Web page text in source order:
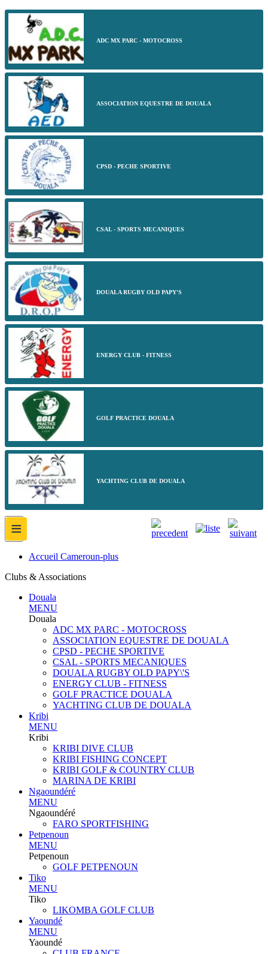
ADC MX PARC - MOTOCROSS
ASSOCIATION EQUESTRE DE DOUALA
CPSD - PECHE SPORTIVE
CSAL - SPORTS MECANIQUES
DOUALA RUGBY OLD PAPY'S
ENERGY CLUB - FITNESS
GOLF PRACTICE DOUALA
YACHTING CLUB DE DOUALA
≡
Accueil Cameroun-plus
Clubs & Associations
Douala
MENU
Douala
ADC MX PARC - MOTOCROSS
ASSOCIATION EQUESTRE DE DOUALA
CPSD - PECHE SPORTIVE
CSAL - SPORTS MECANIQUES
DOUALA RUGBY OLD PAPY\'S
ENERGY CLUB - FITNESS
GOLF PRACTICE DOUALA
YACHTING CLUB DE DOUALA
Kribi
MENU
Kribi
KRIBI DIVE CLUB
KRIBI FISHING CONCEPT
KRIBI GOLF & COUNTRY CLUB
MARINA DE KRIBI
Ngaoundéré
MENU
Ngaoundéré
FARO SPORTFISHING
Petpenoun
MENU
Petpenoun
GOLF PETPENOUN
Tiko
MENU
Tiko
LIKOMBA GOLF CLUB
Yaoundé
MENU
Yaoundé